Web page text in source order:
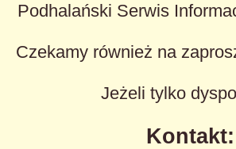
Podhalański Serwis
Czekamy również na
Jeżeli tylko
Kontakt: